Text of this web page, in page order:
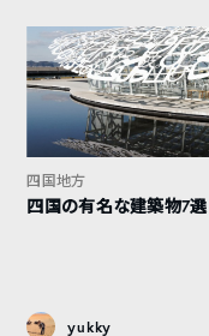
四国地方
四国の有名な建築物7選
yukky